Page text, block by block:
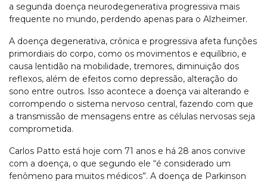
a segunda doença neurodegenerativa progressiva mais
frequente no mundo, perdendo apenas para o Alzheimer.
A doença degenerativa, crônica e progressiva afeta funções
primordiais do corpo, como os movimentos e equilíbrio, e
causa lentidão na mobilidade, tremores, diminuição dos
reflexos, além de efeitos como depressão, alteração do
sono entre outros. Isso acontece a doença vai alterando e
corrompendo o sistema nervoso central, fazendo com que
a transmissão de mensagens entre as células nervosas seja
comprometida.
Carlos Patto está hoje com 71 anos e há 28 anos convive
com a doença, o que segundo ele “é considerado um
fenômeno para muitos médicos”. A doença de Parkinson